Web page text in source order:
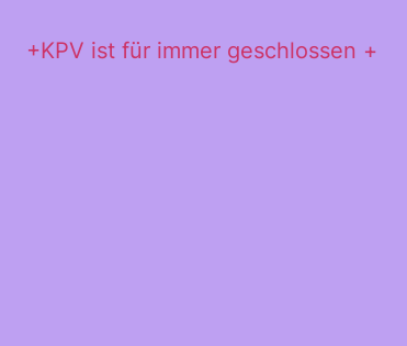
+KPV ist für immer geschlossen +